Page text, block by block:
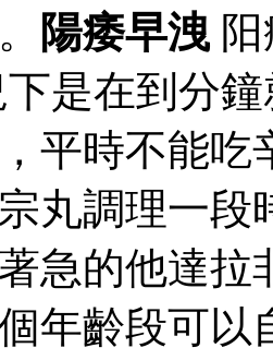
陽痿早洩
是在到分
平時不能吃
丸調理一
急的他達拉
年齡段可以